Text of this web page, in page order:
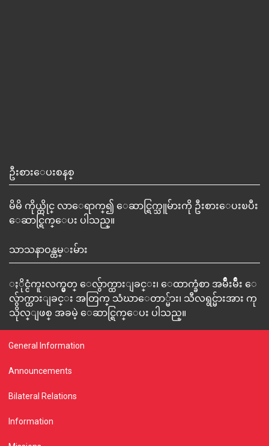
ဦးစားေပးစနစ္
မိမိ ကိုယ္တိုင္ လာေရာက္၍ ေဆာင္ရြက္သူမ်ားကို ဦးစားေပးၿပီး
ေဆာင္ရြက္ေပး ပါသည္။
သာသနာဝန္ထမ္းမ်ား
ႏိုင္ငံကူးလက္မွတ္ ေလွ်ာက္ထားျခင္း၊ ေထာက္ခံစာ အမ်ိဳးမ်ိဳး ေ
လွ်ာက္ထားျခင္း အတြက္ သံဃာေတာ္မ်ား၊ သီလရွင္မ်ားအား ကု
သိုလ္ျဖစ္ အခမဲ့ ေဆာင္ရြက္ေပး ပါသည္။
General Information
Announcements
Bilateral Relations
Information